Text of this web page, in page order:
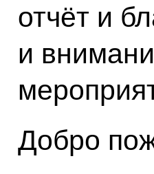
отчёт и
и
Добро